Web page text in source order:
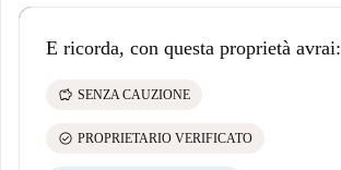
E ricorda, con questa proprietà avrai:
savings SENZA CAUZIONE
check_circle PROPRIETARIO VERIFICATO